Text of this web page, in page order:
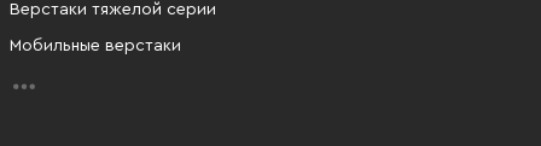
Верстаки тяжелой серии
Мобильные верстаки